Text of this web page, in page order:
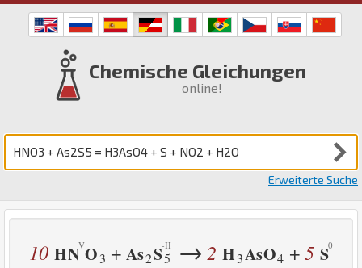
Chemische Gleichungen
online!
Erweiterte Suche
10 HN O3 + As2S5 → 2 H3AsO4 +5 S